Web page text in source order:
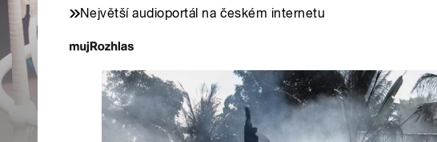
Největší audioportál na českém internetu